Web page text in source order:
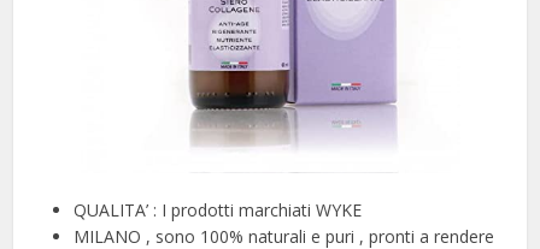
QUALITA’ : I prodotti marchiati WYKE
MILANO , sono 100% naturali e puri , pronti a rendere